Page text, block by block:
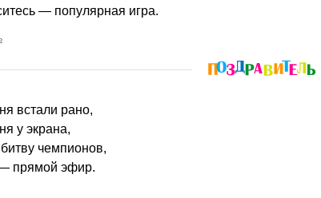
— популярная игра.
встали рано,
у экрана,
чемпионов,
прямой эфир.